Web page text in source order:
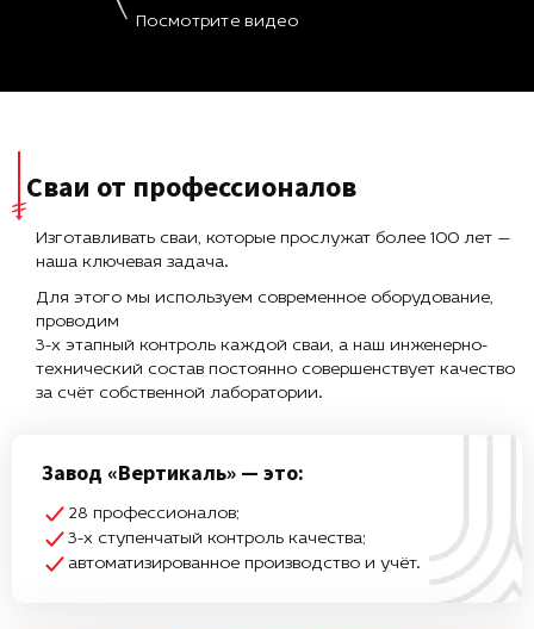
Посмотрите видео
Сваи от профессионалов
Изготавливать сваи, которые прослужат более 100 лет —
наша ключевая задача.
Для этого мы используем современное оборудование,
проводим
3-х этапный контроль каждой сваи, а наш инженерно-
технический состав постоянно совершенствует качество
за счёт собственной лаборатории.
Завод «Вертикаль» — это:
28 профессионалов;
3-х ступенчатый контроль качества;
автоматизированное производство и учёт.